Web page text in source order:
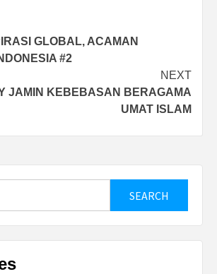
GLOBAL, ACAMAN
#2
NEXT
JAMIN KEBEBASAN BERAGAMA
UMAT ISLAM